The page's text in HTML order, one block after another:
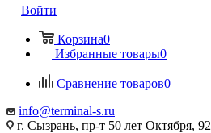
Войти
Корзина0
Избранные товары0
Сравнение товаров0
info@terminal-s.ru
г. Сызрань, пр-т 50 лет Октября, 92